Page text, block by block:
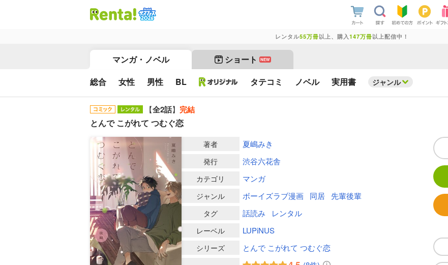
レンタル55万冊以上、購入 147万冊以上配信中！
マンガ・ノベル ショート NEW
総合 女性 男性 BL タテコミ ノベル 実用書 ジャンル
【全2話】 完結
とんで こがれて つむぐ恋
著者 夏嶋みき
発行 渋谷六花舎
カテゴリ マンガ
ジャンル ボーイズラブ漫画 同居 先輩後輩
タグ 話読み レンタル
レーベル LUPiNUS
シリーズ とんで こがれて つむぐ恋